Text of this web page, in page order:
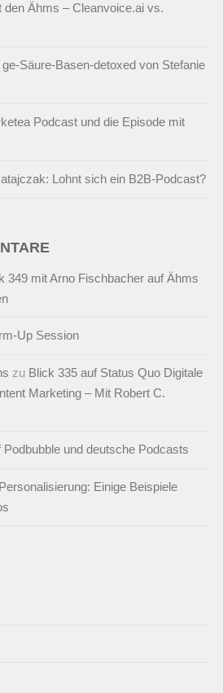
den Ähms – Cleanvoice.ai vs.
Säure-Basen-detoxed von Stefanie
Podcast und die Episode mit
Lohnt sich ein B2B-Podcast?
349 mit Arno Fischbacher auf Ähms
Up Session
zu Blick 335 auf Status Quo Digitale
Marketing – Mit Robert C.
Podbubble und deutsche Podcasts
Einige Beispiele